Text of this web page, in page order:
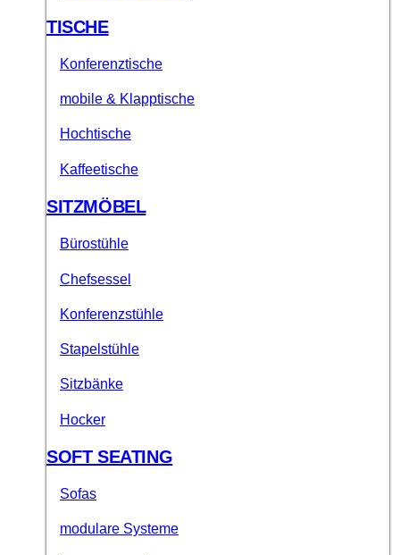
TISCHE
Konferenztische
mobile & Klapptische
Hochtische
Kaffeetische
SITZMÖBEL
Bürostühle
Chefsessel
Konferenzstühle
Stapelstühle
Sitzbänke
Hocker
SOFT SEATING
Sofas
modulare Systeme